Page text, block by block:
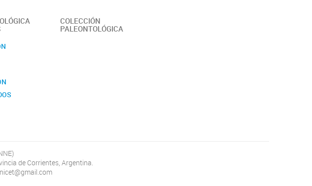
COLECCIÓN
PALEONTOLÓGICA
de Corrientes, Argentina.